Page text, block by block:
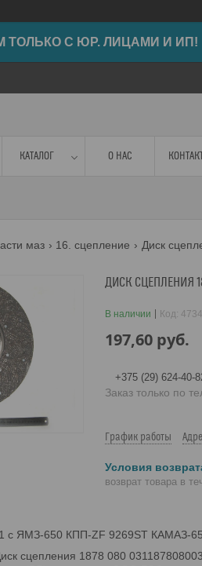
С ЮР. ЛИЦАМИ И ИП!
КАТАЛОГ О НАС
маз 16. сцепление Диск
ДИСК СЦЕПЛЕНИЯ
В наличии Код:
197,60 руб.
+375 (29) 624-40-
Заказ только по
График работы
возврат товара в
с ЯМЗ-650 КПП-ZF 9269ST КАМАЗ-
сцепления 1878 080